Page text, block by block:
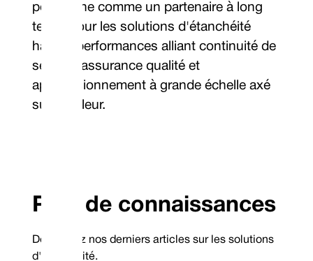
positionne comme un partenaire à long
terme pour les solutions d'étanchéité
hautes performances alliant continuité de
service, assurance qualité et
approvisionnement à grande échelle axé
sur la valeur.
Pôle de connaissances
Découvrez nos derniers articles sur les solutions
d'étanchéité.